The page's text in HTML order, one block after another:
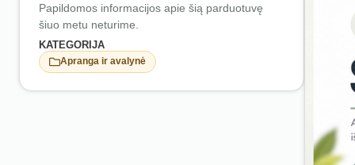
Papildomos informacijos apie šią parduotuvę
šiuo metu neturime.
KATEGORIJA
Apranga ir avalynė